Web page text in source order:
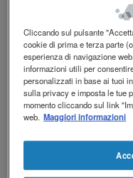
Cliccando sul pulsante
cookie di prima e terza parte
esperienza di navigazione
informazioni utili per
personalizzati in base ai tuoi
sulla privacy e imposta le tue
momento cliccando sul link
web. Maggiori informazioni